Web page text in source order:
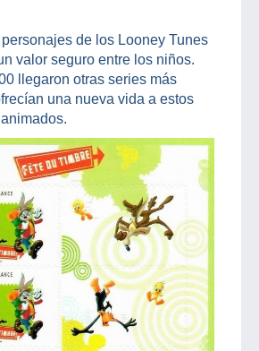
de los Looney Tunes
valor seguro entre los niños.
llegaron otras series más
una nueva vida a estos